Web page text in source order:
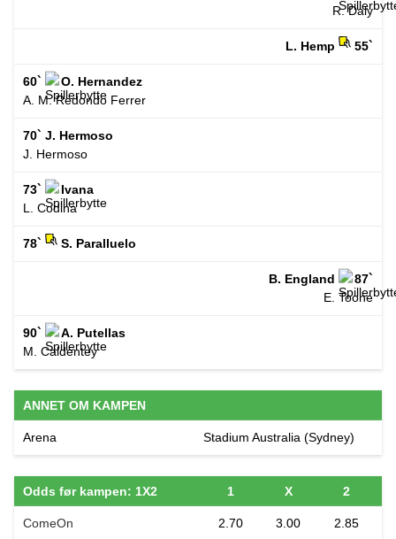
R. Daly
L. Hemp 55`
60`
O. Hernandez
A. M. Redondo Ferrer
70` J. Hermoso
J. Hermoso
73`
Ivana
L. Codina
78` S. Paralluelo
B. England
87`
E. Toone
90`
A. Putellas
M. Caldentey
ANNET OM KAMPEN
Arena Stadium Australia (Sydney)
Odds før kampen: 1X2 1 X 2
ComeOn 2.70 3.00 2.85